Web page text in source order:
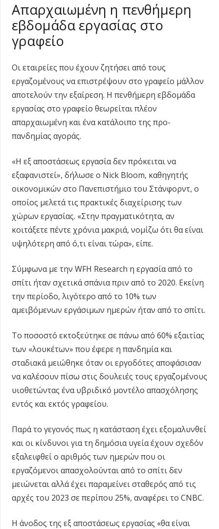
Απαρχαιωμένη η πενθήμερη
εβδομάδα εργασίας στο
γραφείο
Οι εταιρείες που έχουν ζητήσει από τους
εργαζομένους να επιστρέψουν στο γραφείο μάλλον
αποτελούν την εξαίρεση. Η πενθήμερη εβδομάδα
εργασίας στο γραφείο θεωρείται πλέον
απαρχαιωμένη και ένα κατάλοιπο της προ-
πανδημίας αγοράς.
«Η εξ αποστάσεως εργασία δεν πρόκειται να
εξαφανιστεί», δήλωσε ο Nick Bloom, καθηγητής
οικονομικών στο Πανεπιστήμιο του Στάνφορντ, ο
οποίος μελετά τις πρακτικές διαχείρισης των
χώρων εργασίας. «Στην πραγματικότητα, αν
κοιτάξετε πέντε χρόνια μακριά, νομίζω ότι θα είναι
υψηλότερη από ό,τι είναι τώρα», είπε.
Σύμφωνα με την WFH Research η εργασία από το
σπίτι ήταν σχετικά σπάνια πριν από το 2020. Εκείνη
την περίοδο, λιγότερο από το 10% των
αμειβόμενων εργάσιμων ημερών ήταν από το σπίτι.
Το ποσοστό εκτοξεύτηκε σε πάνω από 60% εξαιτίας
των «λουκέτων» που έφερε η πανδημία και
σταδιακά μειώθηκε όταν οι εργοδότες αποφάσισαν
να καλέσουν πίσω στις δουλειές τους εργαζομένους
υιοθετώντας ένα υβριδικό μοντέλο απασχόλησης
εντός και εκτός γραφείου.
Παρά το γεγονός πως η κατάσταση έχει εξομαλυνθεί
και οι κίνδυνοι για τη δημόσια υγεία έχουν σχεδόν
εξαλειφθεί ο αριθμός των ημερών που οι
εργαζόμενοι απασχολούνται από το σπίτι δεν
μειώνεται αλλά έχει παραμείνει σταθερός από τις
αρχές του 2023 σε περίπου 25%, αναφέρει το CNBC.
Η άνοδος της εξ αποστάσεως εργασίας «θα είναι